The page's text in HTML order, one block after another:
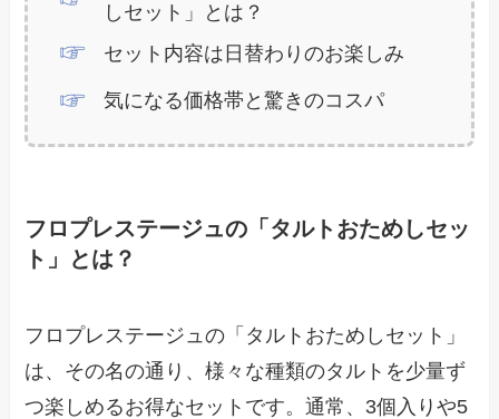
しセット」とは？
セット内容は日替わりのお楽しみ
気になる価格帯と驚きのコスパ
フロプレステージュの「タルトおためしセッ
ト」とは？
フロプレステージュの「タルトおためしセット」
は、その名の通り、様々な種類のタルトを少量ず
つ楽しめるお得なセットです。通常、3個入りや5